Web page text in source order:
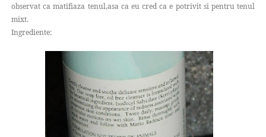
observat ca matifiaza tenul,asa ca eu cred ca e potrivit si pentru tenul
mixt.
Ingrediente: